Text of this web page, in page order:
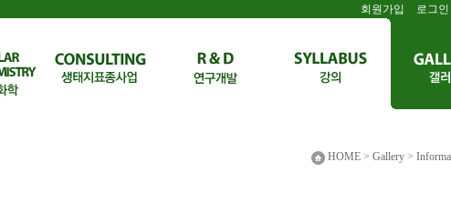
회원가입 로그인
HOME > Gallery >